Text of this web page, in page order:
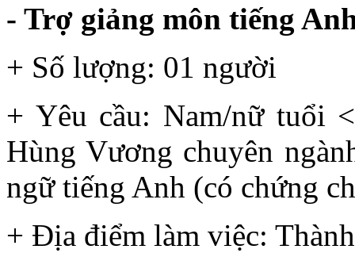
- Trợ giảng môn tiếng
+ Số lượng: 01 người
+ Yêu cầu: Nam/nữ tuổi
Hùng Vương chuyên
ngữ tiếng Anh (có chứng
+ Địa điểm làm việc: